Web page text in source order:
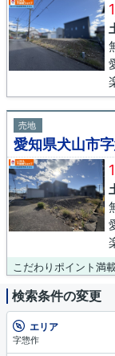
売地
愛知県犬山市
検索条件の変更
エリア
字惣作